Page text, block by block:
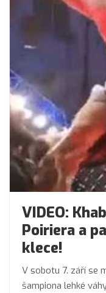
VIDEO:
Poiriera a
klece!
V sobotu 7. září se
šampiona lehké